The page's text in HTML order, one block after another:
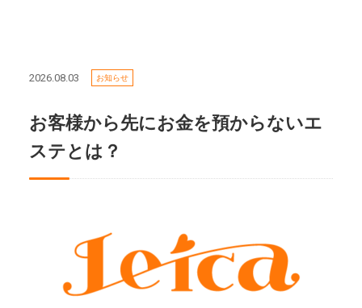
2026.08.03 お知らせ
お客様から先にお金を預からないエ
ステとは？